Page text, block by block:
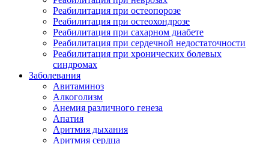
Реабилитация при остеопорозе
Реабилитация при остеохондрозе
Реабилитация при сахарном диабете
Реабилитация при сердечной недостаточности
Реабилитация при хронических болевых
синдромах
Заболевания
Авитаминоз
Алкоголизм
Анемия различного генеза
Апатия
Аритмия дыхания
Аритмия сердца